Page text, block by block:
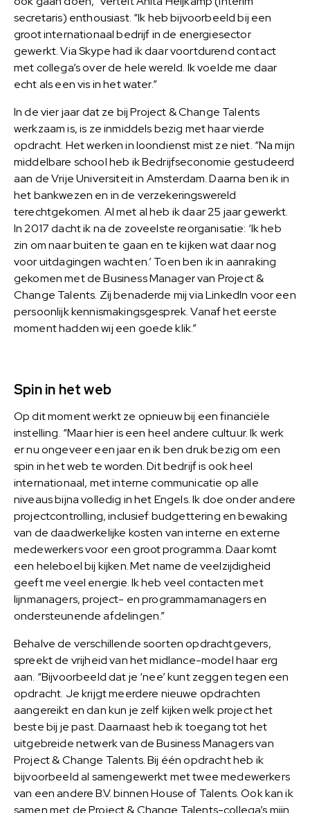
secretaris) enthousiast. “Ik heb bijvoorbeeld bij een
groot internationaal bedrijf in de energiesector
gewerkt. Via Skype had ik daar voortdurend contact
met collega’s over de hele wereld. Ik voelde me daar
echt als een vis in het water.”
In de vier jaar dat ze bij Project & Change Talents
werkzaam is, is ze inmiddels bezig met haar vierde
opdracht. Het werken in loondienst mist ze niet. “Na mijn
middelbare school heb ik Bedrijfseconomie gestudeerd
aan de Vrije Universiteit in Amsterdam. Daarna ben ik in
het bankwezen en in de verzekeringswereld
terechtgekomen. Al met al heb ik daar 25 jaar gewerkt.
In 2017 dacht ik na de zoveelste reorganisatie: ‘Ik heb
zin om naar buiten te gaan en te kijken wat daar nog
voor uitdagingen wachten.’ Toen ben ik in aanraking
gekomen met de Business Manager van Project &
Change Talents. Zij benaderde mij via LinkedIn voor een
persoonlijk kennismakingsgesprek. Vanaf het eerste
moment hadden wij een goede klik.”
Spin in het web
Op dit moment werkt ze opnieuw bij een financiële
instelling. “Maar hier is een heel andere cultuur. Ik werk
er nu ongeveer een jaar en ik ben druk bezig om een
spin in het web te worden. Dit bedrijf is ook heel
internationaal, met interne communicatie op alle
niveaus bijna volledig in het Engels. Ik doe onder andere
projectcontrolling, inclusief budgettering en bewaking
van de daadwerkelijke kosten van interne en externe
medewerkers voor een groot programma. Daar komt
een heleboel bij kijken. Met name de veelzijdigheid
geeft me veel energie. Ik heb veel contacten met
lijnmanagers, project- en programmamanagers en
ondersteunende afdelingen.”
Behalve de verschillende soorten opdrachtgevers,
spreekt de vrijheid van het midlance-model haar erg
aan. “Bijvoorbeeld dat je ‘nee’ kunt zeggen tegen een
opdracht. Je krijgt meerdere nieuwe opdrachten
aangereikt en dan kun je zelf kijken welk project het
beste bij je past. Daarnaast heb ik toegang tot het
uitgebreide netwerk van de Business Managers van
Project & Change Talents. Bij één opdracht heb ik
bijvoorbeeld al samengewerkt met twee medewerkers
van een andere B.V. binnen House of Talents. Ook kan ik
samen met de Project & Change Talents-collega’s mijn